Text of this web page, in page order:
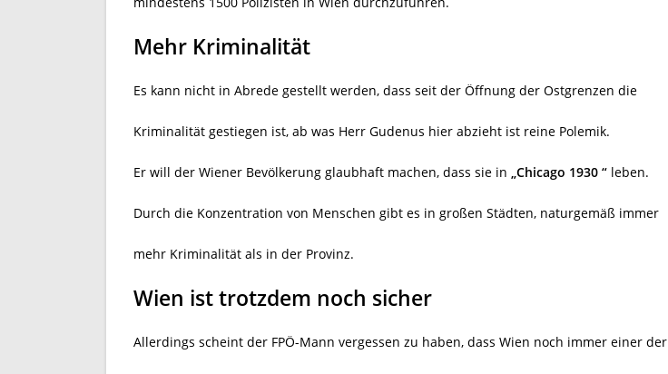
Mehr Kriminalität
Es kann nicht in Abrede gestellt werden, dass seit der Öffnung der Ostgrenzen die
Kriminalität gestiegen ist, ab was Herr Gudenus hier abzieht ist reine Polemik.
Er will der Wiener Bevölkerung glaubhaft machen, dass sie in „Chicago 1930 “ leben.
Durch die Konzentration von Menschen gibt es in großen Städten, naturgemäß immer
mehr Kriminalität als in der Provinz.
Wien ist trotzdem noch sicher
Allerdings scheint der FPÖ-Mann vergessen zu haben, dass Wien noch immer einer der